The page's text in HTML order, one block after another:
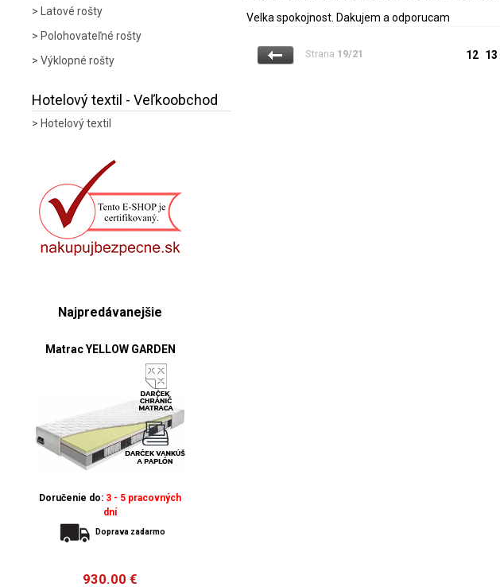
Latové rošty
Polohovateľné rošty
Výklopné rošty
Hotelový textil - Veľkoobchod
Hotelový textil
Najpredávanejšie
Matrac YELLOW GARDEN
Doručenie do: 3 - 5 pracovných
dní
Doprava zadarmo
930.00 €
Velka spokojnost. Dakujem a odporucam
Strana 19/21 12 13